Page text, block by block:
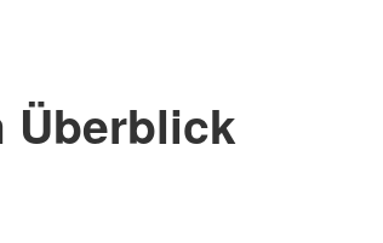
Überblick